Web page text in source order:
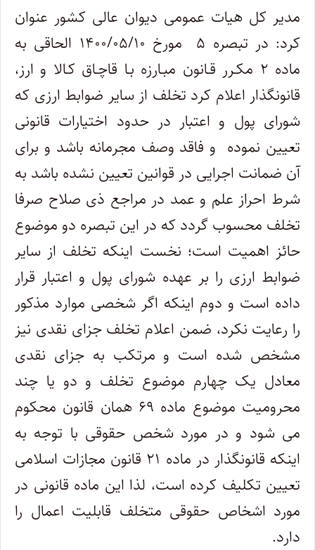
مدیر کل هیات عمومی دیوان عالی کشور عنوان
کرد: در تبصره ۵ مورخ ۱۴۰۰/۰۵/۱۰ الحاقی به
ماده ۲ مکـرر قـانون مبـارزه بـا قاچـاق کـالا و ارز،
قانونگذار اعلام کرد تخلف از سایر ضوابط ارزی که
شورای پول و اعتبار در حدود اختیارات قانونی
تعیین نموده و فاقد وصف مجرمانه باشد و برای
آن ضمانت اجرایی در قوانین تعیین نشده باشد به
شرط احراز علم و عمد در مراجع ذی صلاح صرفا
تخلف محسوب گردد که در این تبصره دو موضوع
حائز اهمیت است؛ نخست اینکه تخلف از سایر
ضوابط ارزی را بر عهده شورای پول و اعتبار قرار
داده است و دوم اینکه اگر شخصی موارد مذکور
را رعایت نکرد، ضمن اعلام تخلف جزای نقدی نیز
مشخص شده است و مرتکب به جزای نقدی
معادل یک چهارم موضوع تخلف و دو یا چند
محرومیت موضوع ماده ۶۹ همان قانون محکوم
می شود و در مورد شخص حقوقی با توجه به
اینکه قانونگذار در ماده ۲۱ قانون مجازات اسلامی
تعیین تکلیف کرده است، لذا این ماده قانونی در
مورد اشخاص حقوقی متخلف قابلیت اعمال را
دارد.